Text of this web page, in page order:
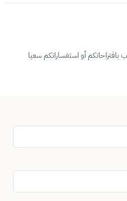
أو استفساراتكم سعيا